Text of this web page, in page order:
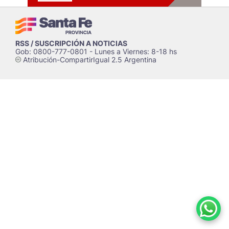
RSS / SUSCRIPCIÓN A NOTICIAS
Gob: 0800-777-0801 - Lunes a Viernes: 8-18 hs
cAtribución-CompartirIgual 2.5 Argentina